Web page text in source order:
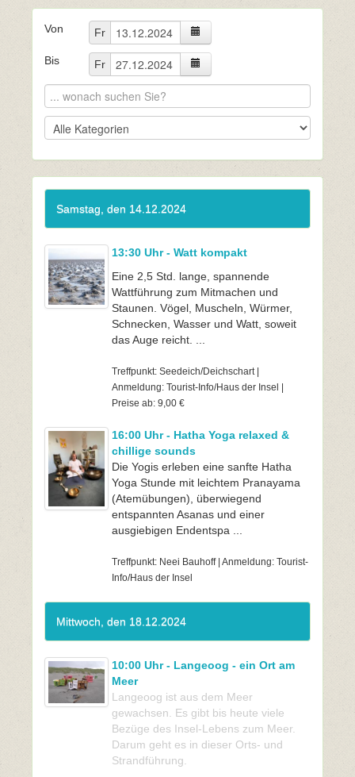
Von Fr
Bis Fr
Samstag, den 14.12.2024
13:30 Uhr - Watt kompakt
Eine 2,5 Std. lange, spannende
Wattführung zum Mitmachen und
Staunen. Vögel, Muscheln, Würmer,
Schnecken, Wasser und Watt, soweit
das Auge reicht. ...
Treffpunkt: Seedeich/Deichschart |
Anmeldung: Tourist-Info/Haus der Insel |
Preise ab: 9,00 €
16:00 Uhr - Hatha Yoga relaxed &
chillige sounds
Die Yogis erleben eine sanfte Hatha
Yoga Stunde mit leichtem Pranayama
(Atemübungen), überwiegend
entspannten Asanas und einer
ausgiebigen Endentspa ...
Treffpunkt: Neei Bauhoff | Anmeldung: Tourist-
Info/Haus der Insel
Mittwoch, den 18.12.2024
10:00 Uhr - Langeoog - ein Ort am
Meer
Langeoog ist aus dem Meer
gewachsen. Es gibt bis heute viele
Bezüge des Insel-Lebens zum Meer.
Darum geht es in dieser Orts- und
Strandführung.